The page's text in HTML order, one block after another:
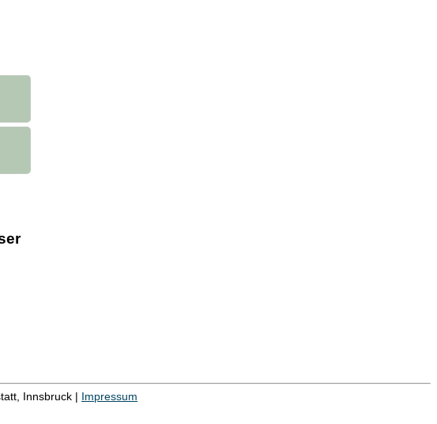
Innsbruck | Impressum